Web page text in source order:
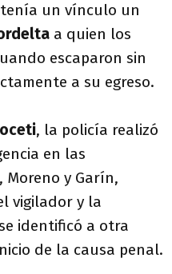
un vínculo un
a quien los
escaparon sin
a su egreso.
, la policía realizó
en las
Moreno y Garín,
vigilador y la
identificó a otra
de la causa penal.